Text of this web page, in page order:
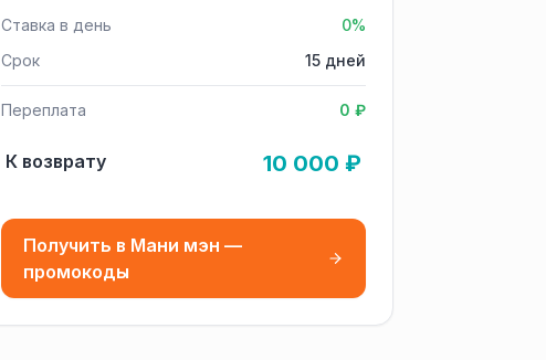
Ставка в день
0%
Срок
15 дней
Переплата 0 ₽
К возврату 10 000 ₽
Получить в Мани мэн —
промокоды